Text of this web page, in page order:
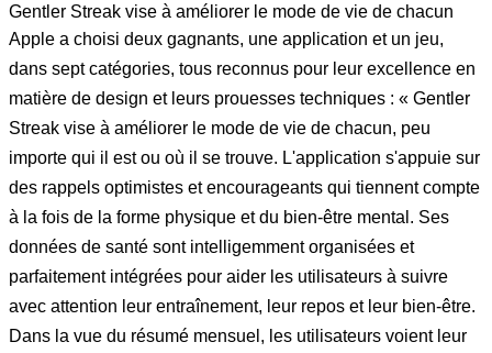
Gentler Streak vise à améliorer le mode de vie de chacun
Apple a choisi deux gagnants, une application et un jeu,
dans sept catégories, tous reconnus pour leur excellence en
matière de design et leurs prouesses techniques : « Gentler
Streak vise à améliorer le mode de vie de chacun, peu
importe qui il est ou où il se trouve. L'application s'appuie sur
des rappels optimistes et encourageants qui tiennent compte
à la fois de la forme physique et du bien-être mental. Ses
données de santé sont intelligemment organisées et
parfaitement intégrées pour aider les utilisateurs à suivre
avec attention leur entraînement, leur repos et leur bien-être.
Dans la vue du résumé mensuel, les utilisateurs voient leur